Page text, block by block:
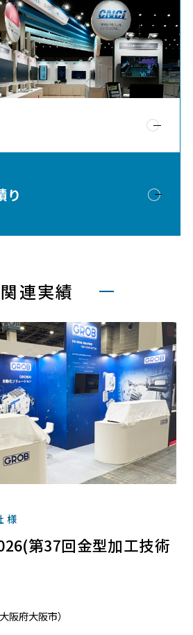
り
関連実績
様
第37回金型加工技術
阪府大阪市）